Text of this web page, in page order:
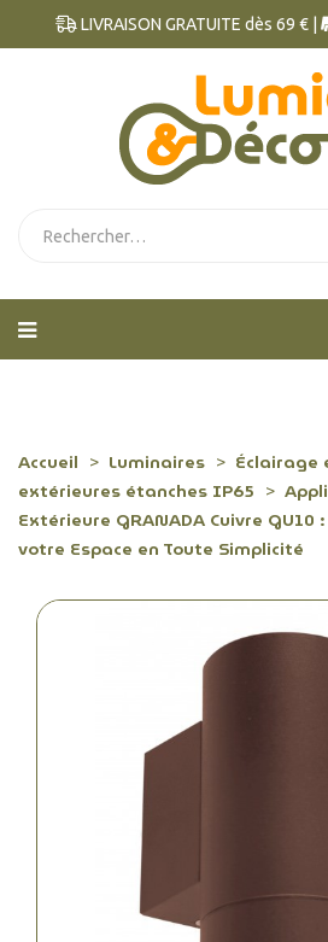
LIVRAISON GRATUITE dès 69 € |
Accueil Luminaires Éclairage
extérieures étanches IP65
Extérieure GRANADA Cuivre GU10
votre Espace en Toute Simplicité